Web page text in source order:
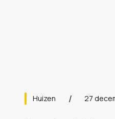
Huizen 27